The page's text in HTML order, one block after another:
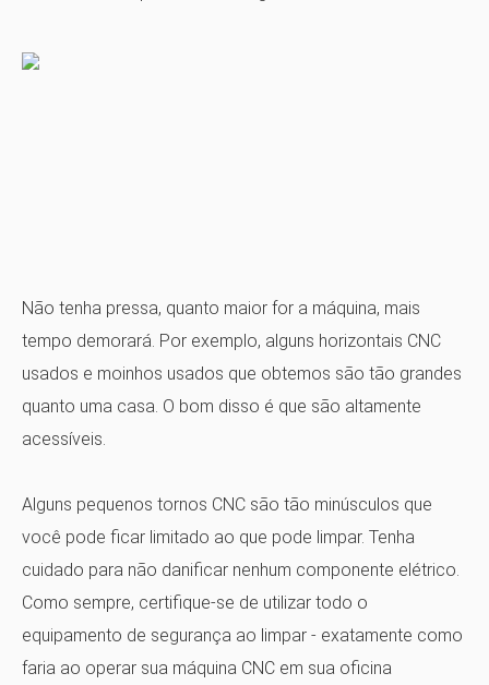
Não tenha pressa, quanto maior for a máquina, mais
tempo demorará. Por exemplo, alguns horizontais CNC
usados ​​e moinhos usados ​​que obtemos são tão grandes
quanto uma casa. O bom disso é que são altamente
acessíveis.
Alguns pequenos tornos CNC são tão minúsculos que
você pode ficar limitado ao que pode limpar. Tenha
cuidado para não danificar nenhum componente elétrico.
Como sempre, certifique-se de utilizar todo o
equipamento de segurança ao limpar - exatamente como
faria ao operar sua máquina CNC em sua oficina